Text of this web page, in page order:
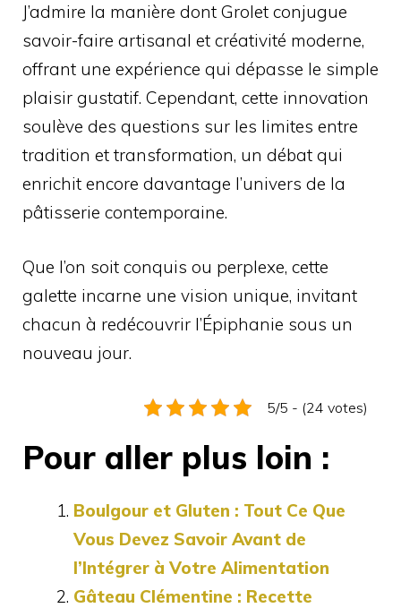
J’admire la manière dont Grolet conjugue
savoir-faire artisanal et créativité moderne,
offrant une expérience qui dépasse le simple
plaisir gustatif. Cependant, cette innovation
soulève des questions sur les limites entre
tradition et transformation, un débat qui
enrichit encore davantage l’univers de la
pâtisserie contemporaine.
Que l’on soit conquis ou perplexe, cette
galette incarne une vision unique, invitant
chacun à redécouvrir l’Épiphanie sous un
nouveau jour.
5/5 - (24 votes)
Pour aller plus loin :
Boulgour et Gluten : Tout Ce Que
Vous Devez Savoir Avant de
l’Intégrer à Votre Alimentation
Gâteau Clémentine : Recette